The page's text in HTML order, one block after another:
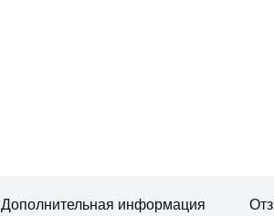
Дополнительная информация